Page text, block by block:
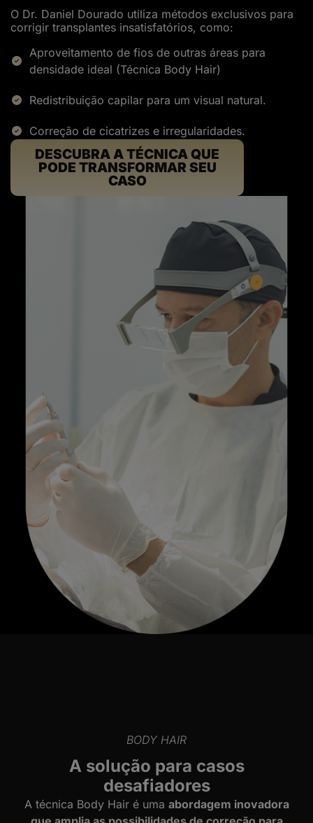
O Dr. Daniel Dourado utiliza métodos exclusivos para
corrigir transplantes insatisfatórios, como:
Aproveitamento de fios de outras áreas para
densidade ideal (Técnica Body Hair)
Redistribuição capilar para um visual natural.
Correção de cicatrizes e irregularidades.
DESCUBRA A TÉCNICA QUE
PODE TRANSFORMAR SEU
CASO
BODY HAIR
A solução para casos
desafiadores
A técnica Body Hair é uma abordagem inovadora